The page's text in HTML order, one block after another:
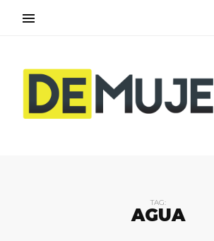
TAG:
AGUA